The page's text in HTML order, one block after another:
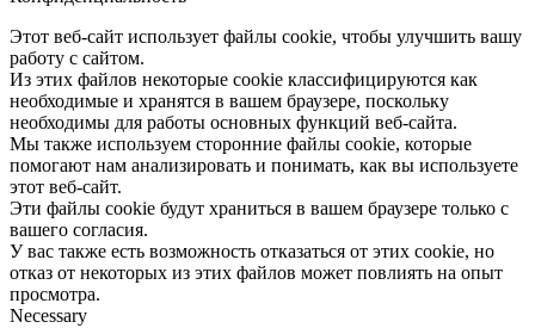
Этот веб-сайт использует файлы cookie, чтобы улучшить вашу
работу с сайтом.
Из этих файлов некоторые cookie классифицируются как
необходимые и хранятся в вашем браузере, поскольку
необходимы для работы основных функций веб-сайта.
Мы также используем сторонние файлы cookie, которые
помогают нам анализировать и понимать, как вы используете
этот веб-сайт.
Эти файлы cookie будут храниться в вашем браузере только с
вашего согласия.
У вас также есть возможность отказаться от этих cookie, но
отказ от некоторых из этих файлов может повлиять на опыт
просмотра.
Necessary